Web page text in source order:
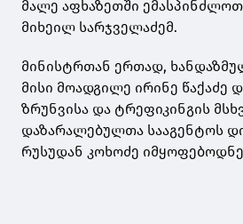
მალე აფხაზეთში
მიხეილ სარჯველაძემ.
მინისტრთან ერთად,
მისი მოადგილე ირინე წაქაძე
ზრუნვისა და ტრეფიკინგის
დაზარალებულთა სააგენტოს
რუსუდან კოხოძე